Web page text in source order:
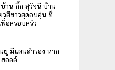
าน กิ๊ก สุวัจนี บ้าน
วสีขาวสุดอบอุ่น ที่
พื่อครอบครัว
ยู มีแผนสำรอง หาก
ฮอลล์